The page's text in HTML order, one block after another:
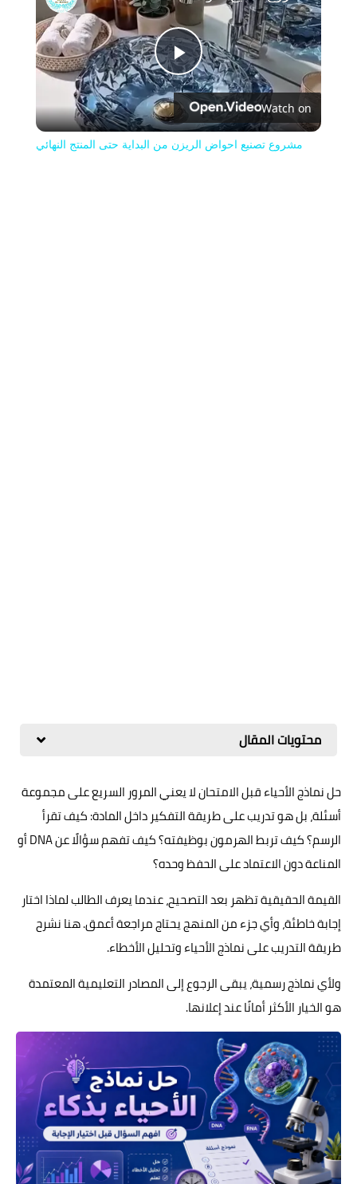
Play
Video
Watch on
مشروع تصنيع احواض الريزن من البداية حتى المنتج النهائي
محتويات المقال
حل نماذج الأحياء قبل الامتحان لا يعني المرور السريع على مجموعة
أسئلة، بل هو تدريب على طريقة التفكير داخل المادة: كيف تقرأ
الرسم؟ كيف تربط الهرمون بوظيفته؟ كيف تفهم سؤالًا عن DNA أو
المناعة دون الاعتماد على الحفظ وحده؟
القيمة الحقيقية تظهر بعد التصحيح، عندما يعرف الطالب لماذا اختار
إجابة خاطئة، وأي جزء من المنهج يحتاج مراجعة أعمق. هنا نشرح
طريقة التدريب على نماذج الأحياء وتحليل الأخطاء.
ولأي نماذج رسمية، يبقى الرجوع إلى المصادر التعليمية المعتمدة
هو الخيار الأكثر أمانًا عند إعلانها.